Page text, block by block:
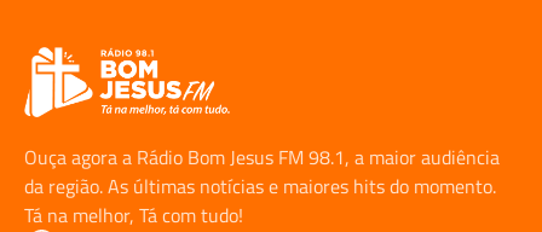
Ouça agora a Rádio Bom Jesus FM 98.1, a maior audiência
da região. As últimas notícias e maiores hits do momento.
Tá na melhor, Tá com tudo!